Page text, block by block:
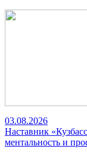
03.08.2026
Наставник
ментальность и